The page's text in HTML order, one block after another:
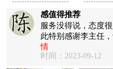
感值得推荐
服务没得说，态度
此特别感谢李主任
情
时间：2023-09-12